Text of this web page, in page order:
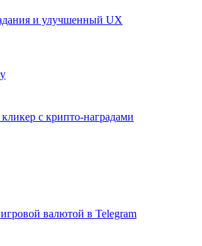
и улучшенный UX
с крипто-наградами
валютой в Telegram